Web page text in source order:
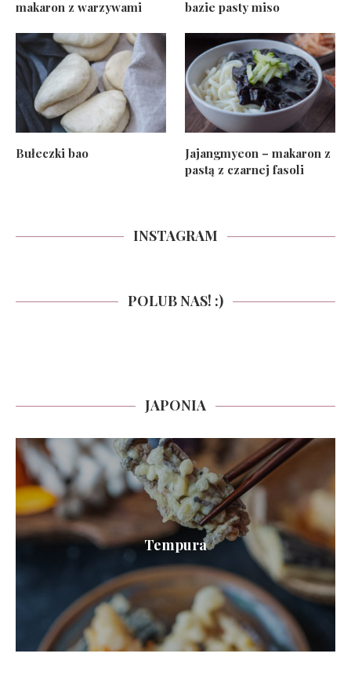
makaron z warzywami
bazie pasty miso
Bułeczki bao
Jajangmyeon – makaron z
pastą z czarnej fasoli
INSTAGRAM
POLUB NAS! :)
JAPONIA
Tempura